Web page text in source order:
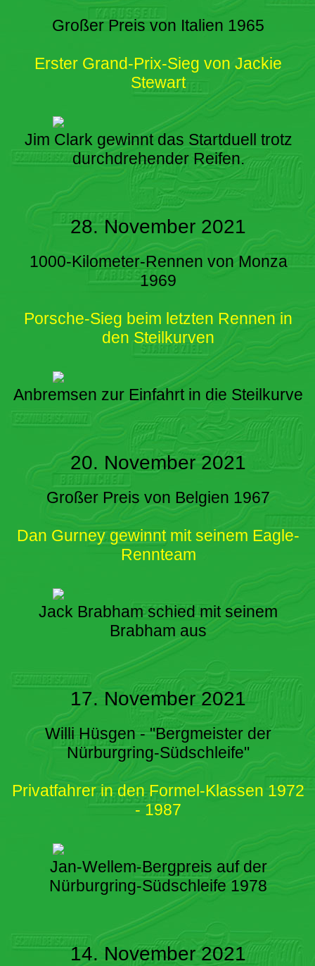
Großer Preis von Italien 1965
Erster Grand-Prix-Sieg von Jackie
Stewart
Jim Clark gewinnt das Startduell trotz
durchdrehender Reifen.
28. November 2021
1000-Kilometer-Rennen von Monza
1969
Porsche-Sieg beim letzten Rennen in
den Steilkurven
Anbremsen zur Einfahrt in die Steilkurve
20. November 2021
Großer Preis von Belgien 1967
Dan Gurney gewinnt mit seinem Eagle-
Rennteam
Jack Brabham schied mit seinem
Brabham aus
17. November 2021
Willi Hüsgen - "Bergmeister der
Nürburgring-Südschleife"
Privatfahrer in den Formel-Klassen 1972
- 1987
Jan-Wellem-Bergpreis auf der
Nürburgring-Südschleife 1978
14. November 2021